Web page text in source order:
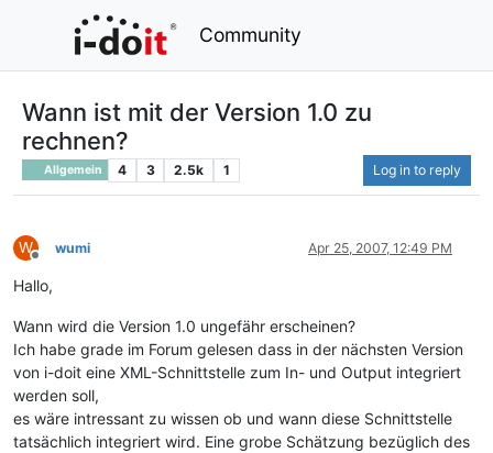
Community
Wann ist mit der Version 1.0 zu
rechnen?
Allgemein 4 3 2.5k 1 Log in to reply
W
Offline
wumi Apr 25, 2007, 12:49 PM
Hallo,
Wann wird die Version 1.0 ungefähr erscheinen?
Ich habe grade im Forum gelesen dass in der nächsten Version
von i-doit eine XML-Schnittstelle zum In- und Output integriert
werden soll,
es wäre intressant zu wissen ob und wann diese Schnittstelle
tatsächlich integriert wird. Eine grobe Schätzung bezüglich des